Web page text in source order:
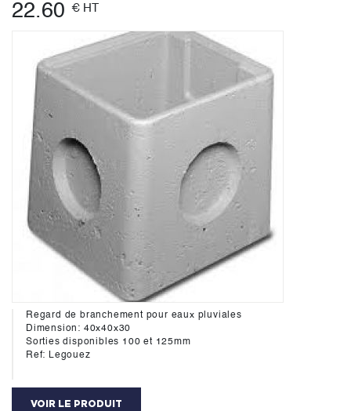
22.60 € HT
Regard de branchement pour eaux pluviales
Dimension: 40x40x30
Sorties disponibles 100 et 125mm
Ref: Legouez
VOIR LE PRODUIT